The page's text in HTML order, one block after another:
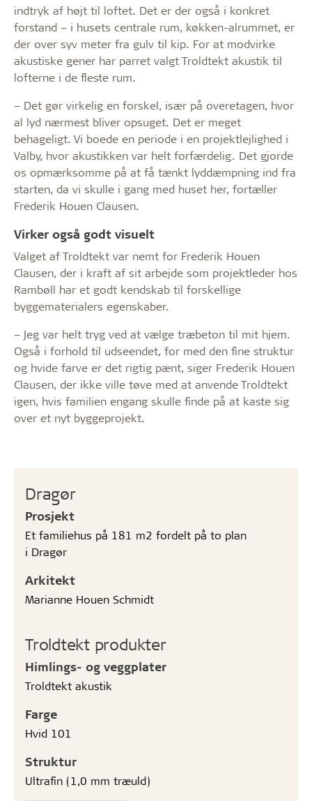
Dragør
Prosjekt
Et familiehus på 181 m2 fordelt på to plan
i Dragør
Arkitekt
Marianne Houen Schmidt
Troldtekt produkter
Himlings- og veggplater
Troldtekt akustik
Farge
Hvid 101
Struktur
Ultrafin (1,0 mm træuld)
indtryk af højt til loftet. Det er der også i konkret
forstand – i husets centrale rum, køkken-alrummet, er
der over syv meter fra gulv til kip. For at modvirke
akustiske gener har parret valgt Troldtekt akustik til
lofterne i de fleste rum.
– Det gør virkelig en forskel, især på overetagen, hvor
al lyd nærmest bliver opsuget. Det er meget
behageligt. Vi boede en periode i en projektlejlighed i
Valby, hvor akustikken var helt forfærdelig. Det gjorde
os opmærksomme på at få tænkt lyddæmpning ind fra
starten, da vi skulle i gang med huset her, fortæller
Frederik Houen Clausen.
Virker også godt visuelt
Valget af Troldtekt var nemt for Frederik Houen
Clausen, der i kraft af sit arbejde som projektleder hos
Rambøll har et godt kendskab til forskellige
byggematerialers egenskaber.
– Jeg var helt tryg ved at vælge træbeton til mit hjem.
Også i forhold til udseendet, for med den fine struktur
og hvide farve er det rigtig pænt, siger Frederik Houen
Clausen, der ikke ville tøve med at anvende Troldtekt
igen, hvis familien engang skulle finde på at kaste sig
over et nyt byggeprojekt.